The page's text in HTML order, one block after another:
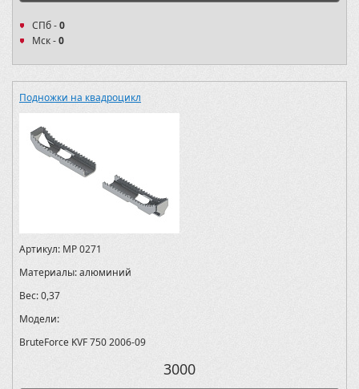
СПб -0
Мск -0
Подножки на квадроцикл
Артикул: MP 0271
Материалы:алюминий
Вес:0,37
Модели:
BruteForce KVF 750 2006-09
3000